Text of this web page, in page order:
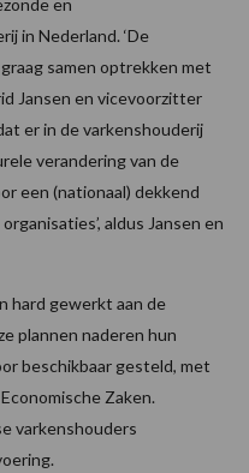
en
in Nederland. ‘De
samen optrekken met
Jansen en vicevoorzitter
er in de varkenshouderij
verandering van de
een (nationaal) dekkend
aldus Jansen en
hard gewerkt aan de
plannen naderen hun
beschikbaar gesteld, met
Zaken.
varkenshouders